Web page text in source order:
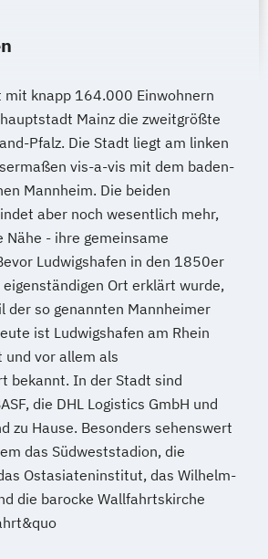
mit knapp 164.000 Einwohnern
Mainz die zweitgrößte
Pfalz. Die Stadt liegt am linken
vis-a-vis mit dem baden-
Mannheim. Die beiden
aber noch wesentlich mehr,
Nähe - ihre gemeinsame
Ludwigshafen in den 1850er
Ort erklärt wurde,
der so genannten Mannheimer
ist Ludwigshafen am Rhein
vor allem als
bekannt. In der Stadt sind
die DHL Logistics GmbH und
zu Hause. Besonders sehenswert
das Südweststadion, die
Ostasiateninstitut, das Wilhelm-
die barocke Wallfahrtskirche